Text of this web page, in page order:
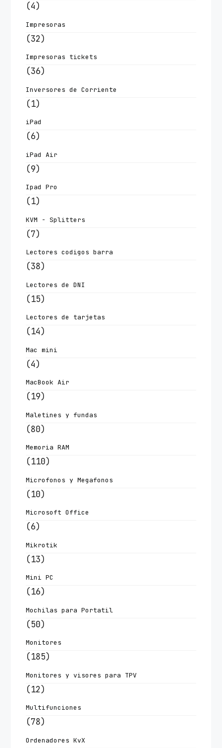
(4)
Impresoras
(32)
Impresoras tickets
(36)
Inversores de Corriente
(1)
iPad
(6)
iPad Air
(9)
Ipad Pro
(1)
KVM - Splitters
(7)
Lectores codigos barra
(38)
Lectores de DNI
(15)
Lectores de tarjetas
(14)
Mac mini
(4)
MacBook Air
(19)
Maletines y fundas
(80)
Memoria RAM
(110)
Microfonos y Megafonos
(10)
Microsoft Office
(6)
Mikrotik
(13)
Mini PC
(16)
Mochilas para Portatil
(50)
Monitores
(185)
Monitores y visores para TPV
(12)
Multifunciones
(78)
Ordenadores KvX